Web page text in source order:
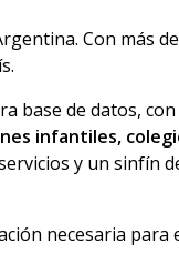
Con más
base de datos,
infantiles,
y un sinfín
necesaria